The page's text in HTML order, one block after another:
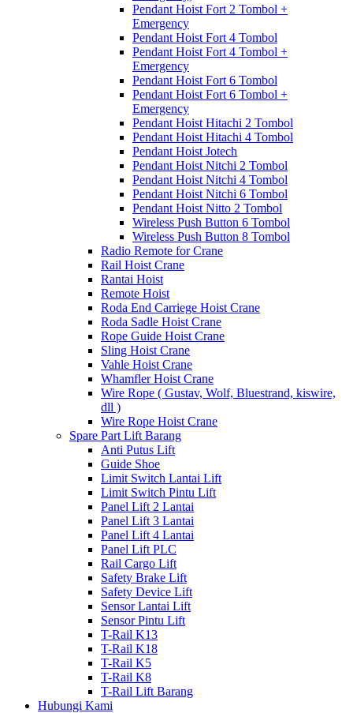
Pendant Hoist Fort 2 Tombol +
Emergency
Pendant Hoist Fort 4 Tombol
Pendant Hoist Fort 4 Tombol +
Emergency
Pendant Hoist Fort 6 Tombol
Pendant Hoist Fort 6 Tombol +
Emergency
Pendant Hoist Hitachi 2 Tombol
Pendant Hoist Hitachi 4 Tombol
Pendant Hoist Jotech
Pendant Hoist Nitchi 2 Tombol
Pendant Hoist Nitchi 4 Tombol
Pendant Hoist Nitchi 6 Tombol
Pendant Hoist Nitto 2 Tombol
Wireless Push Button 6 Tombol
Wireless Push Button 8 Tombol
Radio Remote for Crane
Rail Hoist Crane
Rantai Hoist
Remote Hoist
Roda End Carriege Hoist Crane
Roda Sadle Hoist Crane
Rope Guide Hoist Crane
Sling Hoist Crane
Vahle Hoist Crane
Whamfler Hoist Crane
Wire Rope ( Gustav, Wolf, Bluestrand, kiswire,
dll )
Wire Rope Hoist Crane
Spare Part Lift Barang
Anti Putus Lift
Guide Shoe
Limit Switch Lantai Lift
Limit Switch Pintu Lift
Panel Lift 2 Lantai
Panel Lift 3 Lantai
Panel Lift 4 Lantai
Panel Lift PLC
Rail Cargo Lift
Safety Brake Lift
Safety Device Lift
Sensor Lantai Lift
Sensor Pintu Lift
T-Rail K13
T-Rail K18
T-Rail K5
T-Rail K8
T-Rail Lift Barang
Hubungi Kami